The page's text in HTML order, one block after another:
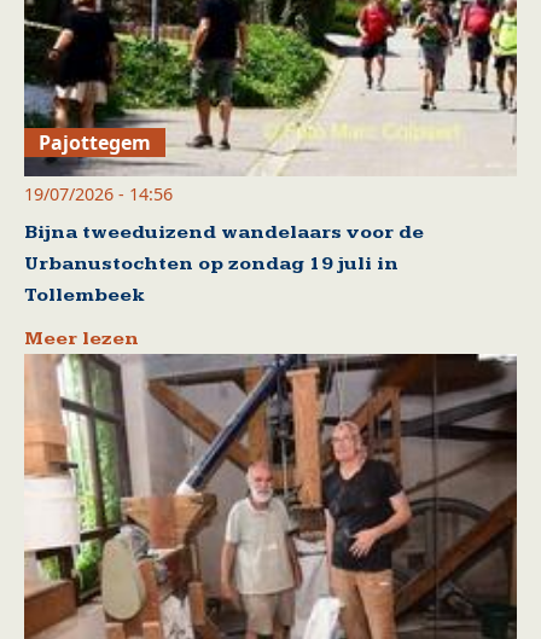
Pajottegem
19/07/2026 - 14:56
Bijna tweeduizend wandelaars voor de
Urbanustochten op zondag 19 juli in
Tollembeek
Meer lezen